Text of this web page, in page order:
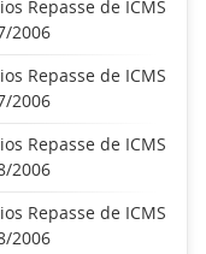
Repasse de ICMS
2006
Repasse de ICMS
2006
Repasse de ICMS
2006
Repasse de ICMS
2006